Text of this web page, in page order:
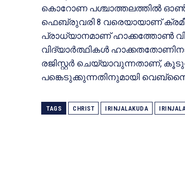
കൊറോണ പശ്ചാത്തലത്തിൽ
ഫെബ്രുവരി 8 വരെയായാണ്
പ്രാധ്യാനമാണ് ഹാക്കത്തോൺ
വിദ്യാർത്ഥികൾ
രജിസ്റ്റർ ചെയ്യാവുന്നതാണ്,
പങ്കെടുക്കുന്നതിനുമായി
TAGS CHRIST IRINJALAKUDA